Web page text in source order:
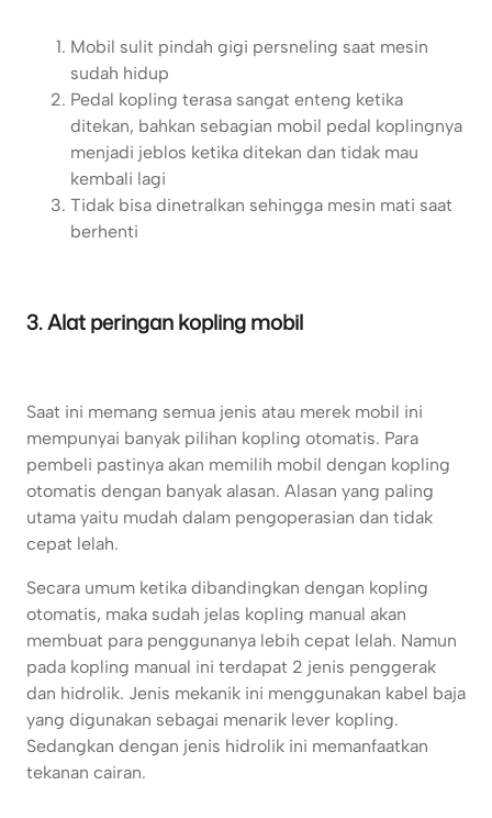
Mobil sulit pindah gigi persneling saat mesin
sudah hidup
Pedal kopling terasa sangat enteng ketika
ditekan, bahkan sebagian mobil pedal koplingnya
menjadi jeblos ketika ditekan dan tidak mau
kembali lagi
Tidak bisa dinetralkan sehingga mesin mati saat
berhenti
3. Alat peringan kopling mobil
Saat ini memang semua jenis atau merek mobil ini
mempunyai banyak pilihan kopling otomatis. Para
pembeli pastinya akan memilih mobil dengan kopling
otomatis dengan banyak alasan. Alasan yang paling
utama yaitu mudah dalam pengoperasian dan tidak
cepat lelah.
Secara umum ketika dibandingkan dengan kopling
otomatis, maka sudah jelas kopling manual akan
membuat para penggunanya lebih cepat lelah. Namun
pada kopling manual ini terdapat 2 jenis penggerak
dan hidrolik. Jenis mekanik ini menggunakan kabel baja
yang digunakan sebagai menarik lever kopling.
Sedangkan dengan jenis hidrolik ini memanfaatkan
tekanan cairan.